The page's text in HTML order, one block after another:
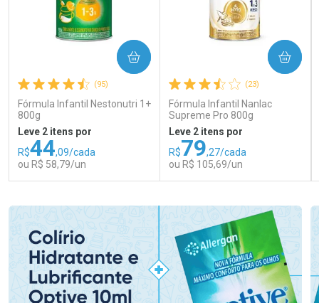
(95)
Fórmula Infantil Nestonutri 1+
800g
Leve 2 itens por
R$44,09/cada
ou R$ 58,79/un
COMPRAR
(23)
Fórmula Infantil Nanlac
Supreme Pro 800g
Leve 2 itens por
R$79,27/cada
ou R$ 105,69/un
COMPRAR
Laboratório
Por Menos